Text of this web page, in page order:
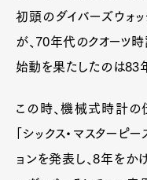
初頭のダイバーズウォ
が、70年代のクオーツ
始動を果たしたのは83
この時、機械式時計の
「シックス・マスターピ
ョンを発表し、8年をか